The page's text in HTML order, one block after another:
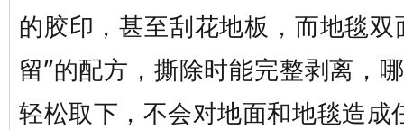
的胶印，甚至刮花地板，而地毯双
留”的配方，撕除时能完整剥离，
轻松取下，不会对地面和地毯造成